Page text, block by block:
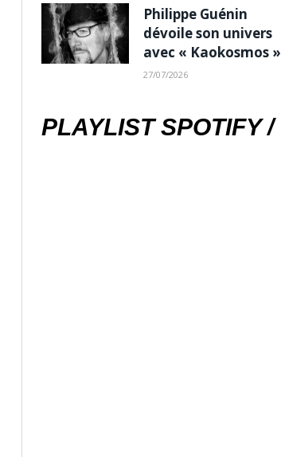
Philippe Guénin
dévoile son univers
avec « Kaokosmos »
27/07/2026
PLAYLIST SPOTIFY /